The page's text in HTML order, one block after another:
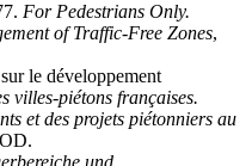
For Pedestrians Only.
of Traffic-Free Zones,
le développement
villes-piétons françaises.
et des projets piétonniers au